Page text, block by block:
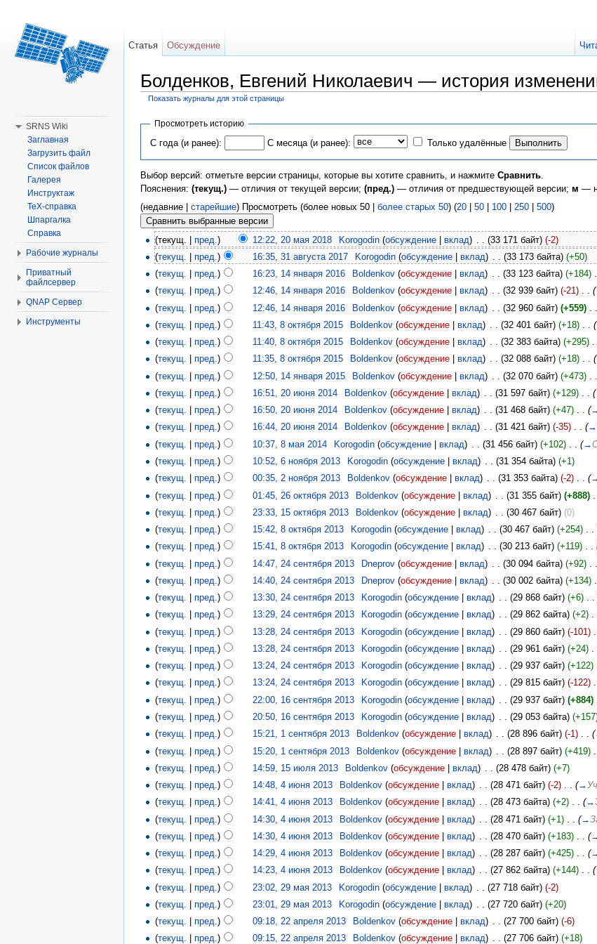
Болденков, Евгений Николаевич — история
Показать журналы для этой страницы
Просмотреть историю
С года (и ранее): С месяца (и ранее): Только удалённые
Выбор версий: отметьте версии страницы, которые вы хотите сравнить, и нажмите Сравнить.
Пояснения: (текущ.) — отличия от текущей версии; (пред.) — отличия от предшествующей версии; м —
(недавние | старейшие) Просмотреть (более новых 50 | более старых 50) (20 | 50 | 100 | 250 | 500)
(текущ. |пред.) 12:22, 20 мая 2018 Korogodin (обсуждение| вклад) (33 171 байт) (-2)
(текущ. |пред.) 16:35, 31 августа 2017 Korogodin (обсуждение| вклад) (33 173 байта) (+50)
(текущ. |пред.) 16:23, 14 января 2016 Boldenkov (обсуждение| вклад) . . (33 123 байта) (+184)
(текущ. |пред.) 12:46, 14 января 2016 Boldenkov (обсуждение| вклад) . . (32 939 байт) (-21) . . (
(текущ. |пред.) 12:46, 14 января 2016 Boldenkov (обсуждение| вклад) (32 960 байт) (+559)
(текущ. |пред.) 11:43, 8 октября 2015 Boldenkov (обсуждение| вклад) (32 401 байт) (+18) (
(текущ. |пред.) 11:40, 8 октября 2015 Boldenkov (обсуждение| вклад) . . (32 383 байта) (+295) .
(текущ. |пред.) 11:35, 8 октября 2015 Boldenkov (обсуждение| вклад) . . (32 088 байт) (+18) . . (
(текущ. |пред.) 12:50, 14 января 2015 Boldenkov (обсуждение| вклад) (32 070 байт) (+473)
(текущ. |пред.) 16:51, 20 июня 2014 Boldenkov (обсуждение| вклад) (31 597 байт) (+129) (
(текущ. |пред.) 16:50, 20 июня 2014 Boldenkov (обсуждение| вклад) . . (31 468 байт) (+47) . . (
(текущ. |пред.) 16:44, 20 июня 2014 Boldenkov (обсуждение| вклад) . . (31 421 байт) (-35) . . (→
(текущ. |пред.) 10:37, 8 мая 2014 Korogodin (обсуждение| вклад) (31 456 байт) (+102) (→
(текущ. |пред.) 10:52, 6 ноября 2013 Korogodin (обсуждение| вклад) . . (31 354 байта) (+1)
(текущ. |пред.) 00:35, 2 ноября 2013 Boldenkov (обсуждение| вклад) . . (31 353 байта) (-2) . . (
(текущ. |пред.) 01:45, 26 октября 2013 Boldenkov (обсуждение| вклад) (31 355 байт) (+888)
(текущ. |пред.) 23:33, 15 октября 2013 Boldenkov (обсуждение| вклад) (30 467 байт) (0)
(текущ. |пред.) 15:42, 8 октября 2013 Korogodin (обсуждение| вклад) . . (30 467 байт) (+254) . .
(текущ. |пред.) 15:41, 8 октября 2013 Korogodin (обсуждение| вклад) . . (30 213 байт) (+119) . .
(текущ. |пред.) 14:47, 24 сентября 2013 Dneprov (обсуждение| вклад) (30 094 байта) (+92)
(текущ. |пред.) 14:40, 24 сентября 2013 Dneprov (обсуждение| вклад) (30 002 байта) (+134)
(текущ. |пред.) 13:30, 24 сентября 2013 Korogodin (обсуждение| вклад) . . (29 868 байт) (+6) . .
(текущ. |пред.) 13:29, 24 сентября 2013 Korogodin (обсуждение| вклад) . . (29 862 байта) (+2) .
(текущ. |пред.) 13:28, 24 сентября 2013 Korogodin (обсуждение| вклад) (29 860 байт) (-101)
(текущ. |пред.) 13:28, 24 сентября 2013 Korogodin (обсуждение| вклад) (29 961 байт) (+24)
(текущ. |пред.) 13:24, 24 сентября 2013 Korogodin (обсуждение| вклад) . . (29 937 байт) (+122)
(текущ. |пред.) 13:24, 24 сентября 2013 Korogodin (обсуждение| вклад) . . (29 815 байт) (-122)
(текущ. |пред.) 22:00, 16 сентября 2013 Korogodin (обсуждение| вклад) (29 937 байт) (+884)
(текущ. |пред.) 20:50, 16 сентября 2013 Korogodin (обсуждение| вклад) . . (29 053 байта)
(текущ. |пред.) 15:21, 1 сентября 2013 Boldenkov (обсуждение| вклад) . . (28 896 байт) (-1) . . (
(текущ. |пред.) 15:20, 1 сентября 2013 Boldenkov (обсуждение| вклад) (28 897 байт) (+419)
(текущ. |пред.) 14:59, 15 июля 2013 Boldenkov (обсуждение| вклад) (28 478 байт) (+7)
(текущ. |пред.) 14:48, 4 июня 2013 Boldenkov (обсуждение| вклад) . . (28 471 байт) (-2) . . (→
(текущ. |пред.) 14:41, 4 июня 2013 Boldenkov (обсуждение| вклад) . . (28 473 байта) (+2) . . (→
(текущ. |пред.) 14:30, 4 июня 2013 Boldenkov (обсуждение| вклад) (28 471 байт) (+1) (→
(текущ. |пред.) 14:30, 4 июня 2013 Boldenkov (обсуждение| вклад) (28 470 байт) (+183) (
(текущ. |пред.) 14:29, 4 июня 2013 Boldenkov (обсуждение| вклад) . . (28 287 байт) (+425) . . (
(текущ. |пред.) 14:23, 4 июня 2013 Boldenkov (обсуждение| вклад) . . (27 862 байта) (+144) . . (
(текущ. |пред.) 23:02, 29 мая 2013 Korogodin (обсуждение| вклад) (27 718 байт) (-2)
(текущ. |пред.) 23:01, 29 мая 2013 Korogodin (обсуждение| вклад) (27 720 байт) (+20)
(текущ. |пред.) 09:18, 22 апреля 2013 Boldenkov (обсуждение| вклад) . . (27 700 байт) (-6)
(текущ. |пред.) 09:15, 22 апреля 2013 Boldenkov (обсуждение| вклад) . . (27 706 байт) (+18)
Статья Обсуждение
SRNS Wiki
Заглавная
Загрузить файл
Список файлов
Галерея
Инструктаж
TeX-справка
Шпаргалка
Справка
Рабочие журналы
Приватный
файлсервер
QNAP Сервер
Инструменты